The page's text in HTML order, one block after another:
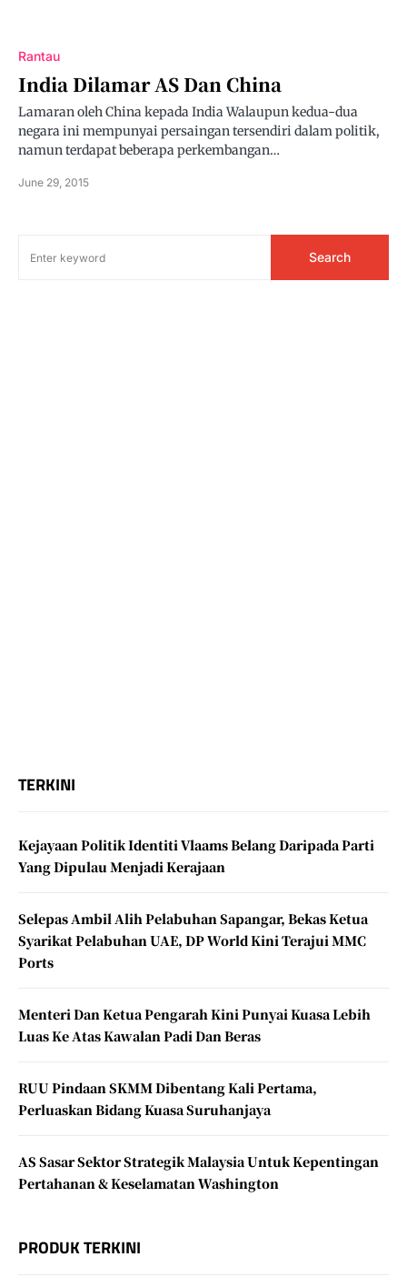
Rantau
India Dilamar AS Dan China
Lamaran oleh China kepada India Walaupun kedua-dua
negara ini mempunyai persaingan tersendiri dalam politik,
namun terdapat beberapa perkembangan…
June 29, 2015
Search
TERKINI
Kejayaan Politik Identiti Vlaams Belang Daripada Parti
Yang Dipulau Menjadi Kerajaan
Selepas Ambil Alih Pelabuhan Sapangar, Bekas Ketua
Syarikat Pelabuhan UAE, DP World Kini Terajui MMC
Ports
Menteri Dan Ketua Pengarah Kini Punyai Kuasa Lebih
Luas Ke Atas Kawalan Padi Dan Beras
RUU Pindaan SKMM Dibentang Kali Pertama,
Perluaskan Bidang Kuasa Suruhanjaya
AS Sasar Sektor Strategik Malaysia Untuk Kepentingan
Pertahanan & Keselamatan Washington
PRODUK TERKINI